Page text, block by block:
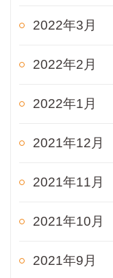
2022年3月
2022年2月
2022年1月
2021年12月
2021年11月
2021年10月
2021年9月